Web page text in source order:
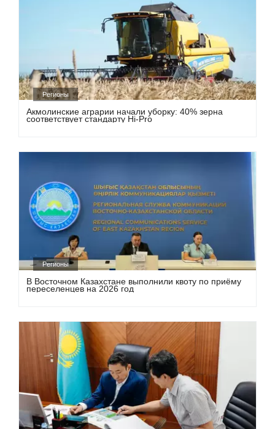
Регионы
Акмолинские аграрии начали уборку: 40% зерна
соответствует стандарту Hi-Pro
Регионы
В Восточном Казахстане выполнили квоту по приёму
переселенцев на 2026 год